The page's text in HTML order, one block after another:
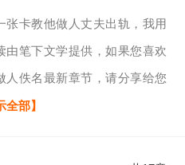
卡教他做人丈夫出轨，我用
由笔下文学提供，如果您喜欢
人佚名最新章节，请分享给您
。
全部】